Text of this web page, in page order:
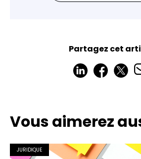
Partagez cet
Vous aimerez
JURIDIQUE